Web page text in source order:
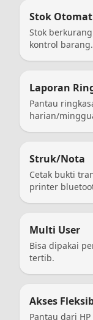
Stok
Stok
kontrol barang.
Laporan
Pantau
harian/
Struk/Nota
Cetak bukti
printer
Multi User
Bisa dipakai
tertib.
Akses
Pantau dari